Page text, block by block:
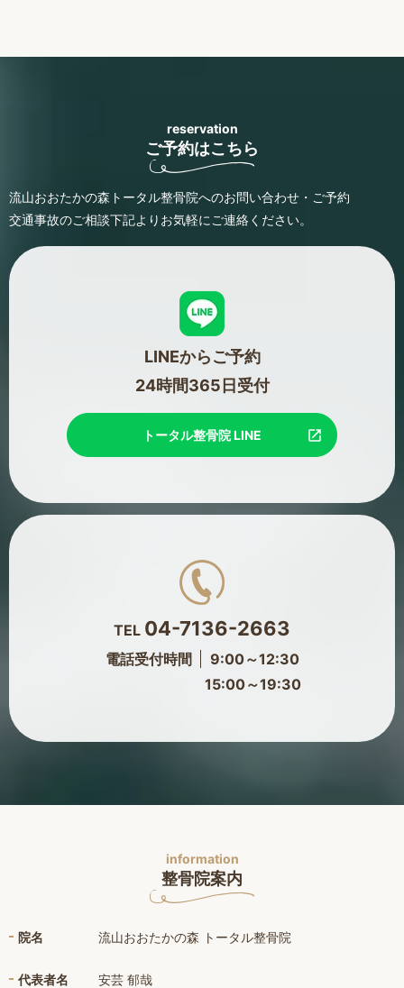
reservation
ご予約はこちら
流山おおたかの森トータル整骨院へのお問い合わせ・ご予約
交通事故のご相談下記よりお気軽にご連絡ください。
LINEからご予約
24時間365日受付
トータル整骨院 LINE
TEL 04-7136-2663
電話受付時間
9:00～12:30
15:00～19:30
information
整骨院案内
院名 流山おおたかの森 トータル整骨院
代表者名 安芸 郁哉